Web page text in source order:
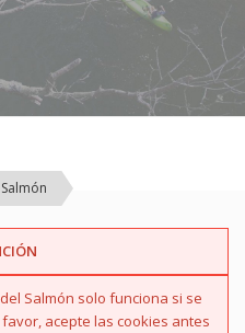
Salmón solo funciona si se
favor, acepte las cookies antes